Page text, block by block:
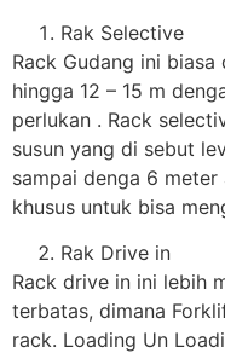
Rak Selective
Rack Gudang ini
hingga 12 – 15 m
perlukan . Rack
susun yang di sebut
sampai denga 6
khusus untuk bisa
Rak Drive in
Rack drive in ini lebih
terbatas, dimana
rack. Loading Un